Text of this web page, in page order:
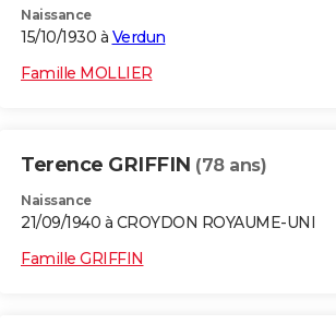
Naissance
15/10/1930 à Verdun
Famille MOLLIER
Terence GRIFFIN (78 ans)
Naissance
21/09/1940 à CROYDON ROYAUME-UNI
Famille GRIFFIN